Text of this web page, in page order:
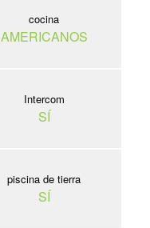
cocina
AMERICANOS
Intercom
SÍ
piscina de tierra
SÍ